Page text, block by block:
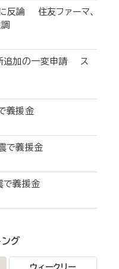
反論 住友ファーマ、
追加の一変申請 ス
で義援金
震で義援金
震で義援金
ング
ウィークリー